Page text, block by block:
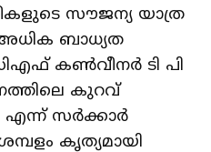
സൗജന്യ യാത്ര
ബാധ്യത
കണ്‍വീന‍ർ ടി പി
കുറവ്
എന്ന് സർക്കാർ
കൃത്യമായി